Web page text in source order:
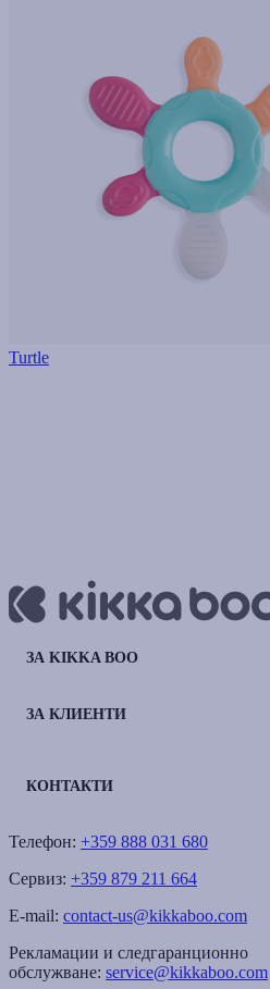
Turtle
ЗА KIKKA BOO
ЗА КЛИЕНТИ
КОНТАКТИ
Телефон: +359 888 031 680
Сервиз: +359 879 211 664
E-mail: contact-us@kikkaboo.com
Рекламации и следгаранционно
обслужване: service@kikkaboo.com